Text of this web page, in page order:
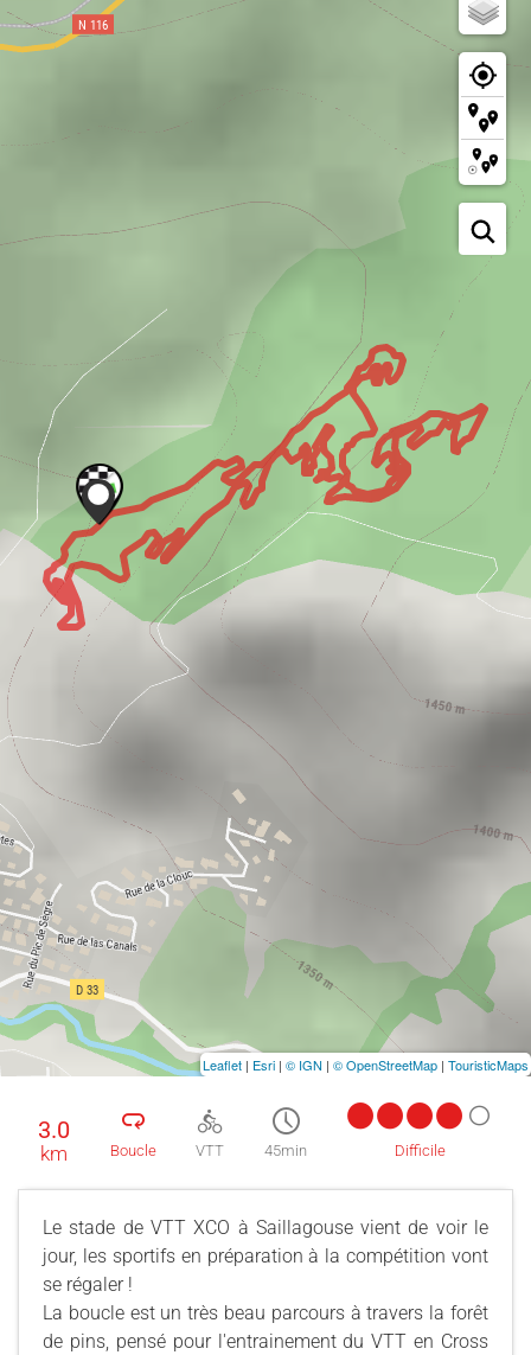
3.0
km Boucle VTT 45min Difficile
Le stade de VTT XCO à Saillagouse vient de voir le
jour, les sportifs en préparation à la compétition vont
se régaler !
La boucle est un très beau parcours à travers la forêt
de pins, pensé pour l'entrainement du VTT en Cross
Leaflet | Esri | © IGN | © OpenStreetMap | TouristicMaps